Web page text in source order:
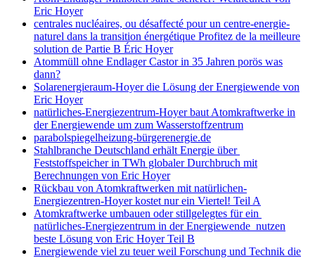
Eric Hoyer
centrales nucléaires, ou désaffecté pour un centre-energie-
naturel dans la transition énergétique Profitez de la meilleure
solution de Partie B Éric Hoyer
Atommüll ohne Endlager Castor in 35 Jahren porös was
dann?
Solarenergieraum-Hoyer die Lösung der Energiewende von
Eric Hoyer
natürliches-Energiezentrum-Hoyer baut Atomkraftwerke in
der Energiewende um zum Wasserstoffzentrum
parabolspiegelheizung-bürgerenergie.de
Stahlbranche Deutschland erhält Energie über
Feststoffspeicher in TWh globaler Durchbruch mit
Berechnungen von Eric Hoyer
Rückbau von Atomkraftwerken mit natürlichen-
Energiezentren-Hoyer kostet nur ein Viertel! Teil A
Atomkraftwerke umbauen oder stillgelegtes für ein
natürliches-Energiezentrum in der Energiewende nutzen
beste Lösung von Eric Hoyer Teil B
Energiewende viel zu teuer weil Forschung und Technik die